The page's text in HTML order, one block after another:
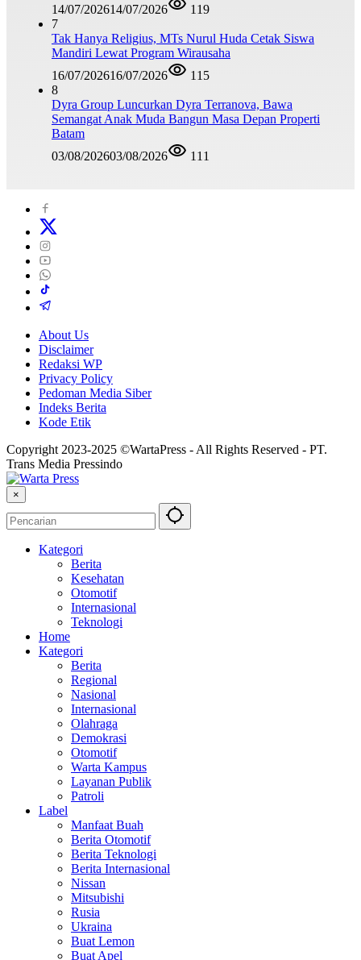
14/07/202614/07/2026
119
7
Tak Hanya Religius, MTs Nurul Huda Cetak Siswa
Mandiri Lewat Program Wirausaha
16/07/202616/07/2026
115
8
Dyra Group Luncurkan Dyra Terranova, Bawa
Semangat Anak Muda Bangun Masa Depan Properti
Batam
03/08/202603/08/2026 111
About Us
Disclaimer
Redaksi WP
Privacy Policy
Pedoman Media Siber
Indeks Berita
Kode Etik
Copyright 2023-2025 ©WartaPress - All Rights Reserved - PT.
Trans Media Pressindo
×
Kategori
Berita
Kesehatan
Otomotif
Internasional
Teknologi
Home
Kategori
Berita
Regional
Nasional
Internasional
Olahraga
Demokrasi
Otomotif
Warta Kampus
Layanan Publik
Patroli
Label
Manfaat Buah
Berita Otomotif
Berita Teknologi
Berita Internasional
Nissan
Mitsubishi
Rusia
Ukraina
Buat Lemon
Buat Apel